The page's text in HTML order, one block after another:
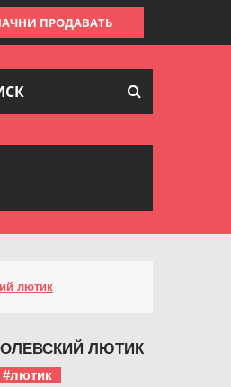
ПРОДАВАТЬ
лютик
ЛЮТИК
#лютик